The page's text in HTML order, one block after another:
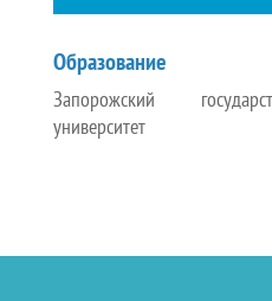
Образование
Запорожский
университет